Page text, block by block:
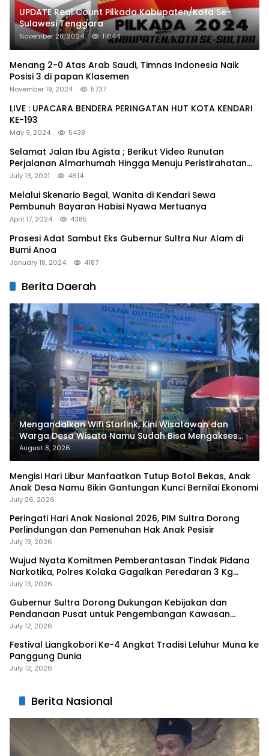
UPDATE Real Count Pilkada Kabupaten/Kota Se-
Sulawesi Tenggara
November 28, 2024 11644
Menang 2-0 Atas Arab Saudi, Timnas Indonesia Naik
Posisi 3 di papan Klasemen
November 19, 2024 5737
LIVE : UPACARA BENDERA PERINGATAN HUT KOTA KENDARI
KE-193
May 9, 2024 5438
Selamat Jalan Ibu Agista ; Berikut Video Runutan
Perjalanan Almarhumah Hingga Menuju Peristirahatan
Terakhir
July 13, 2021 4614
Melalui Skenario Begal, Wanita di Kendari Sewa
Pembunuh Bayaran Habisi Nyawa Mertuanya
April 17, 2024 4385
Prosesi Adat Sambut Eks Gubernur Sultra Nur Alam di
Bumi Anoa
January 18, 2024 4187
Berita Daerah
Mengandalkan Wifi Starlink, Kini Wisatawan dan
Warga Desa Wisata Namu Sudah Bisa Mengakses
Transaksi Digital
August 8, 2026
Mengisi Hari Libur Manfaatkan Tutup Botol Bekas, Anak
Anak Desa Namu Bikin Gantungan Kunci Bernilai Ekonomi
July 26, 2026
Peringati Hari Anak Nasional 2026, PIM Sultra Dorong
Perlindungan dan Pemenuhan Hak Anak Pesisir
July 19, 2026
Wujud Nyata Komitmen Pemberantasan Tindak Pidana
Narkotika, Polres Kolaka Gagalkan Peredaran 3 Kg
Sabu-Sabu
July 13, 2026
Gubernur Sultra Dorong Dukungan Kebijakan dan
Pendanaan Pusat untuk Pengembangan Kawasan
Liangkobhori
July 12, 2026
Festival Liangkobori Ke-4 Angkat Tradisi Leluhur Muna ke
Panggung Dunia
July 12, 2026
Berita Nasional